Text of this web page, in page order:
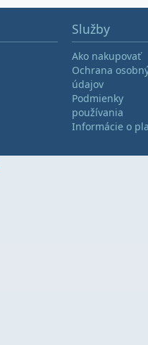
Služby
Ako nakupovať
Ochrana
údajov
Podmienky
používania
Informácie o